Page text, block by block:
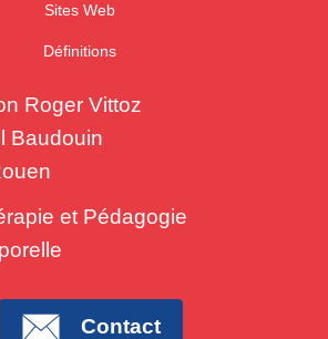
Sites Web
Définitions
Roger Vittoz
Baudouin
et Pédagogie
Contact